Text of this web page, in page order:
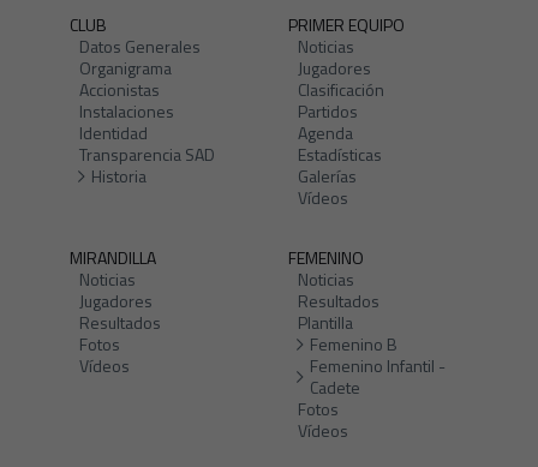
CLUB
Datos Generales
Organigrama
Accionistas
Instalaciones
Identidad
Transparencia SAD
Historia
PRIMER EQUIPO
Noticias
Jugadores
Clasificación
Partidos
Agenda
Estadísticas
Galerías
Vídeos
MIRANDILLA
Noticias
Jugadores
Resultados
Fotos
Vídeos
FEMENINO
Noticias
Resultados
Plantilla
Femenino B
Femenino Infantil -
Cadete
Fotos
Vídeos